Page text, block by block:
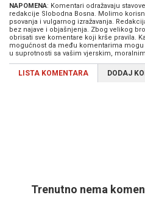
NAPOMENA: Komentari odražavaju
redakcije Slobodna Bosna. Molimo
psovanja i vulgarnog izražavanja.
bez najave i objašnjenja. Zbog velikog
obrisati sve komentare koji krše pravila.
mogućnost da među komentarima
u suprotnosti sa vašim vjerskim,
LISTA KOMENTARA DODAJ
Trenutno nema